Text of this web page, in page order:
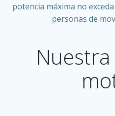
potencia máxima no
personas de